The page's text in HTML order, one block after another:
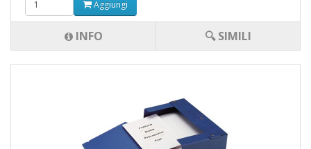
Aggiungi
INFO 🔍 SIMILI